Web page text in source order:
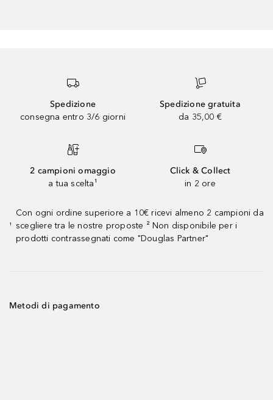
Spedizione
consegna entro 3/6 giorni
Spedizione gratuita
da 35,00 €
2 campioni omaggio
a tua scelta¹
Click & Collect
in 2 ore
¹
Con ogni ordine superiore a 10€ ricevi almeno 2 campioni da
scegliere tra le nostre proposte ² Non disponibile per i
prodotti contrassegnati come "Douglas Partner"
Metodi di pagamento